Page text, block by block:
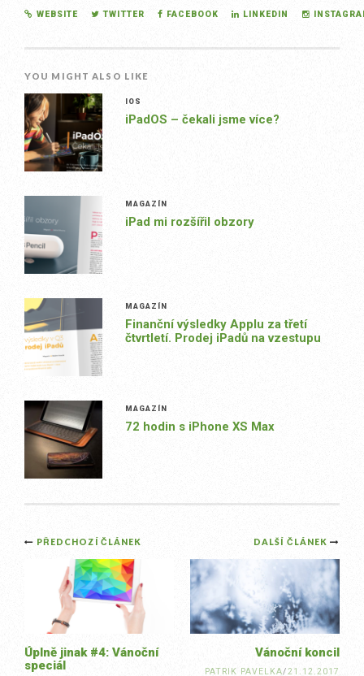
WEBSITE TWITTER FACEBOOK LINKEDIN
YOU MIGHT ALSO LIKE
IOS
iPadOS – čekali jsme více?
MAGAZÍN
iPad mi rozšířil obzory
MAGAZÍN
Finanční výsledky Applu za třetí
čtvrtletí. Prodej iPadů na vzestupu
MAGAZÍN
72 hodin s iPhone XS Max
Post
navigation
DALŠÍ ČLÁNEK
Vánoční koncil
PATRIK PAVELKA/21.12.2017
PŘEDCHOZÍ ČLÁNEK
Úplně jinak #4: Vánoční
speciál